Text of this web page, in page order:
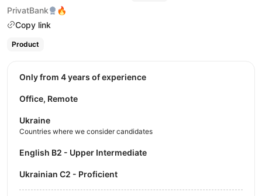
PrivatBank
🔥
Copy link
Product
Only from 4 years of experience
Office, Remote
Ukraine
Countries where we consider candidates
English B2 - Upper Intermediate
Ukrainian C2 - Proficient